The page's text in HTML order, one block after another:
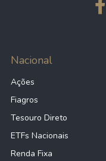
Nacional
Ações
Fiagros
Tesouro Direto
ETFs Nacionais
Renda Fixa